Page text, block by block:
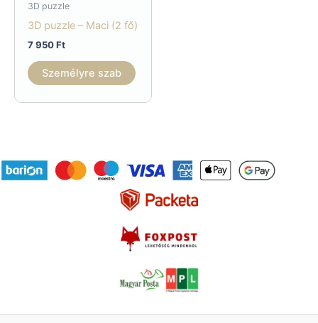
3D puzzle
3D puzzle – Maci (2 fő)
7 950Ft
Személyre szab